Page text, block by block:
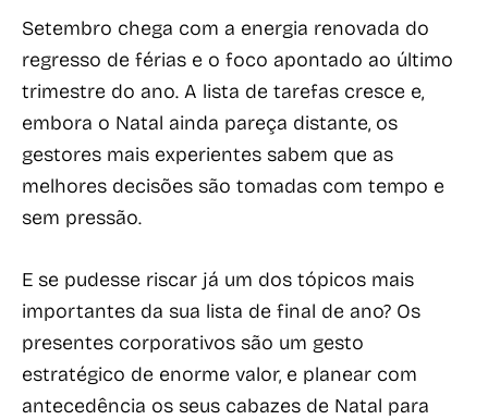
Setembro chega com a energia renovada do
regresso de férias e o foco apontado ao último
trimestre do ano. A lista de tarefas cresce e,
embora o Natal ainda pareça distante, os
gestores mais experientes sabem que as
melhores decisões são tomadas com tempo e
sem pressão.
E se pudesse riscar já um dos tópicos mais
importantes da sua lista de final de ano? Os
presentes corporativos são um gesto
estratégico de enorme valor, e planear com
antecedência os seus cabazes de Natal para